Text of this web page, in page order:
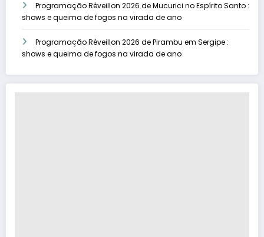
Programação Réveillon 2026 de Mucurici no Espírito Santo :
shows e queima de fogos na virada de ano
Programação Réveillon 2026 de Pirambu em Sergipe :
shows e queima de fogos na virada de ano